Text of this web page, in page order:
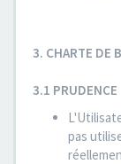
3. CHARTE DE
3.1 PRUDENCE
pas